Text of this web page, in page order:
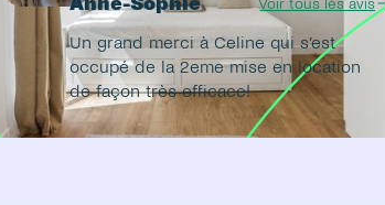
Un grand merci à Celine qui s’est
occupé de la 2eme mise en location
de façon très efficace!
Voir tous les avis